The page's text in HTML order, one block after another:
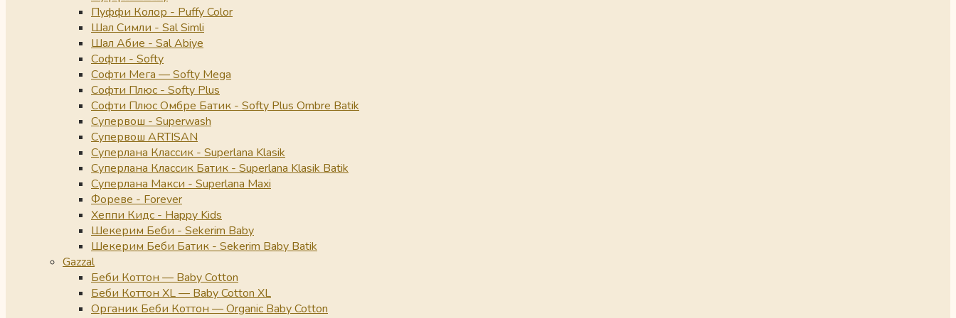
Пуффи Колор - Puffy Color
Шал Симли - Sal Simli
Шал Абие - Sal Abiye
Софти - Softy
Софти Мега — Softy Mega
Софти Плюс - Softy Plus
Софти Плюс Омбре Батик - Softy Plus Ombre Batik
Супервош - Superwash
Супервош ARTISAN
Суперлана Классик - Superlana Klasik
Суперлана Классик Батик - Superlana Klasik Batik
Суперлана Макси - Superlana Maxi
Фореве - Forever
Хеппи Кидс - Happy Kids
Шекерим Беби - Sekerim Baby
Шекерим Беби Батик - Sekerim Baby Batik
Gazzal
Беби Коттон — Baby Cotton
Беби Коттон XL — Baby Cotton XL
Органик Беби Коттон — Organic Baby Cotton